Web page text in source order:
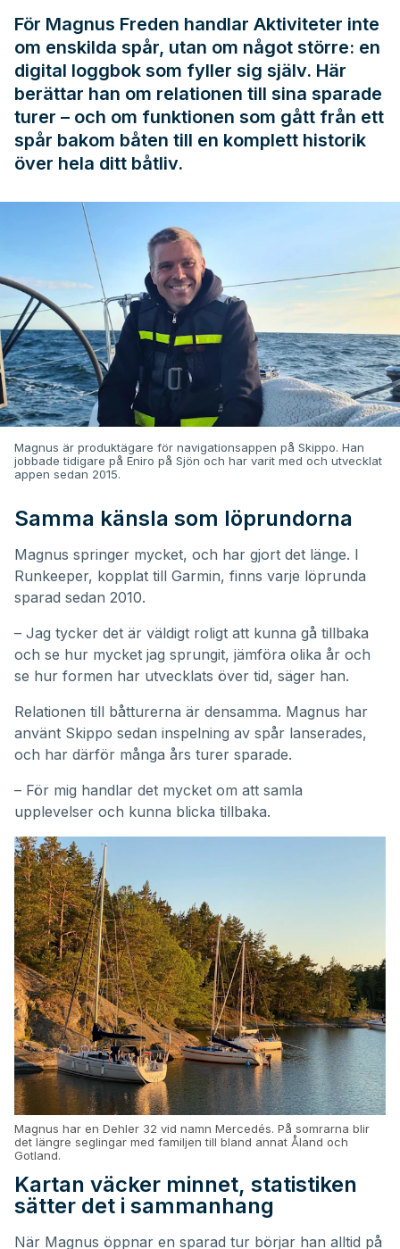
För Magnus Freden handlar Aktiviteter inte
om enskilda spår, utan om något större: en
digital loggbok som fyller sig själv. Här
berättar han om relationen till sina sparade
turer – och om funktionen som gått från ett
spår bakom båten till en komplett historik
över hela ditt båtliv.
Magnus är produktägare för navigationsappen på Skippo. Han
jobbade tidigare på Eniro på Sjön och har varit med och utvecklat
appen sedan 2015.
Samma känsla som löprundorna
Magnus springer mycket, och har gjort det länge. I
Runkeeper, kopplat till Garmin, finns varje löprunda
sparad sedan 2010.
– Jag tycker det är väldigt roligt att kunna gå tillbaka
och se hur mycket jag sprungit, jämföra olika år och
se hur formen har utvecklats över tid, säger han.
Relationen till båtturerna är densamma. Magnus har
använt Skippo sedan inspelning av spår lanserades,
och har därför många års turer sparade.
– För mig handlar det mycket om att samla
upplevelser och kunna blicka tillbaka.
Magnus har en Dehler 32 vid namn Mercedés. På somrarna blir
det längre seglingar med familjen till bland annat Åland och
Gotland.
Kartan väcker minnet, statistiken
sätter det i sammanhang
När Magnus öppnar en sparad tur börjar han alltid på